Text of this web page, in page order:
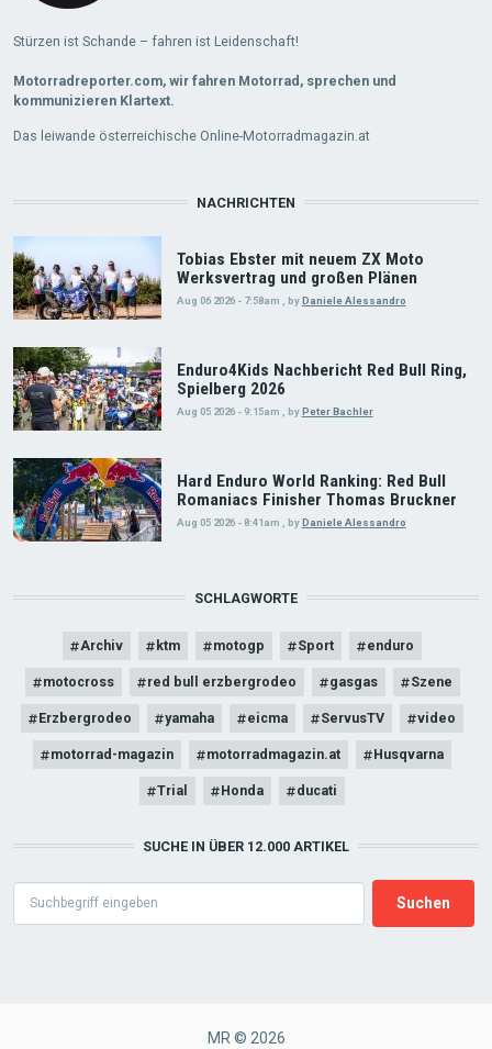
Stürzen ist Schande – fahren ist Leidenschaft!
Motorradreporter.com, wir fahren Motorrad, sprechen und
kommunizieren Klartext.
Das leiwande österreichische Online-Motorradmagazin.at
NACHRICHTEN
Tobias Ebster mit neuem ZX Moto
Werksvertrag und großen Plänen
Aug 06 2026 - 7:58am , byDaniele Alessandro
Enduro4Kids Nachbericht Red Bull Ring,
Spielberg 2026
Aug 05 2026 - 9:15am byPeter Bachler
Hard Enduro World Ranking: Red Bull
Romaniacs Finisher Thomas Bruckner
Aug 05 2026 - 8:41am byDaniele Alessandro
SCHLAGWORTE
Archiv ktm motogp Sport enduro
motocross red bull erzbergrodeo gasgas Szene
Erzbergrodeo yamaha eicma ServusTV video
motorrad-magazin motorradmagazin.at Husqvarna
Trial Honda ducati
SUCHE IN ÜBER 12.000 ARTIKEL
MR © 2026